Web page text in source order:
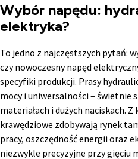
Wybór napędu:
elektryka?
To jedno z najczęstszych pytań:
czy nowoczesny napęd
specyfiki produkcji. Prasy
mocy i uniwersalności – świetnie
materiałach i dużych naciskach.
krawędziowe zdobywają rynek
pracy, oszczędność energii oraz
niezwykle precyzyjne przy gięciu